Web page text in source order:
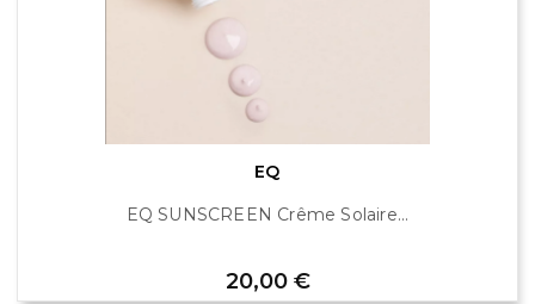
EQ
EQ SUNSCREEN Crême Solaire...
Prix
20,00 €